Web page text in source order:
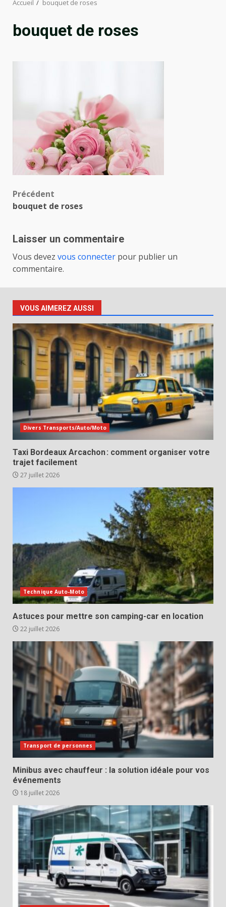
Accueil bouquet de roses
bouquet de roses
Navigation
d’article
Précédent
bouquet de roses
Laisser un commentaire
Vous devez vous connecter pour publier un
commentaire.
VOUS AIMEREZ AUSSI
Divers Transports/Auto/Moto
Taxi Bordeaux Arcachon : comment organiser votre
trajet facilement
27 juillet 2026
Technique Auto-Moto
Astuces pour mettre son camping-car en location
22 juillet 2026
Transport de personnes
Minibus avec chauffeur : la solution idéale pour vos
événements
18 juillet 2026